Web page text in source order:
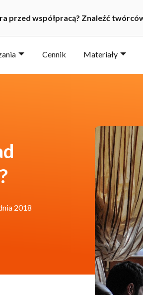
przed współpracą? Znaleźć
Cennik Materiały
2018